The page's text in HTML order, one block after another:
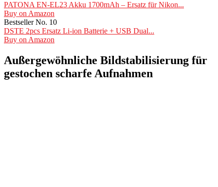
PATONA EN-EL23 Akku 1700mAh – Ersatz für Nikon...
Buy on Amazon
Bestseller No. 10
DSTE 2pcs Ersatz Li-ion Batterie + USB Dual...
Buy on Amazon
Außergewöhnliche Bildstabilisierung für
gestochen scharfe Aufnahmen